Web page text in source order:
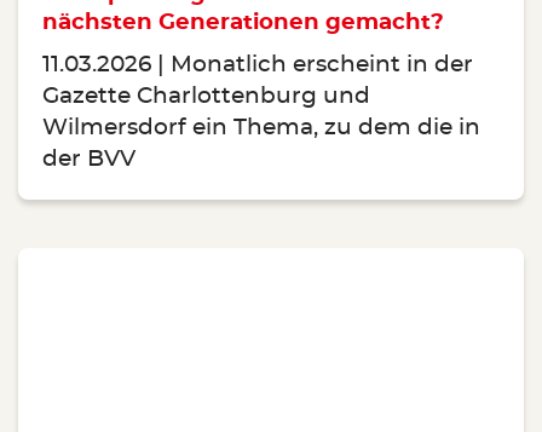
nächsten Generationen gemacht?
11.03.2026
Monatlich erscheint in der
Gazette Charlottenburg und
Wilmersdorf ein Thema, zu dem die in
der BVV